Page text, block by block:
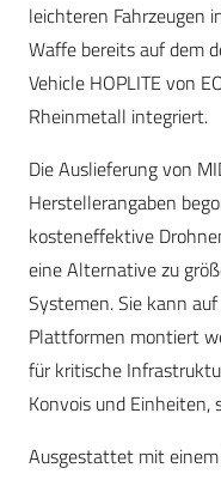
leichteren Fahrzeugen
Waffe bereits auf dem
Vehicle HOPLITE von
Rheinmetall integriert.
Die Auslieferung von
Herstellerangaben
kosteneffektive
eine Alternative zu
Systemen. Sie kann
Plattformen montiert
für kritische
Konvois und Einheiten,
Ausgestattet mit